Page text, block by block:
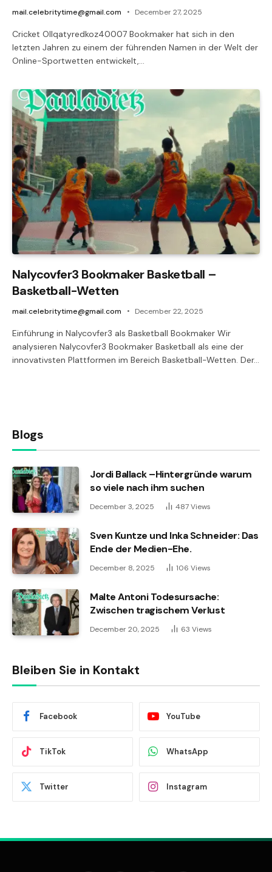
mail.celebritytime@gmail.com December 27, 2025
Cricket Ollqatyredkoz40007 Bookmaker hat sich in den
letzten Jahren zu einem der führenden Namen in der Welt der
Online-Sportwetten entwickelt,…
Nalycovfer3 Bookmaker Basketball –
Basketball-Wetten
mail.celebritytime@gmail.com December 22, 2025
Einführung in Nalycovfer3 als Basketball Bookmaker Wir
analysieren Nalycovfer3 Bookmaker Basketball als eine der
innovativsten Plattformen im Bereich Basketball-Wetten. Der…
Blogs
Jordi Ballack –Hintergründe warum
so viele nach ihm suchen
December 3, 2025 487Views
Sven Kuntze und Inka Schneider: Das
Ende der Medien-Ehe.
December 8, 2025 106 Views
Malte Antoni Todesursache:
Zwischen tragischem Verlust
December 20, 2025 63 Views
Bleiben Sie in Kontakt
Facebook YouTube
TikTok WhatsApp
Twitter Instagram